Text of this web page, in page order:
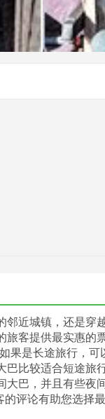
近城镇，还是穿
客提供最实惠的
是长途旅行，可
比较适合短途旅
巴，并且有些夜
评论有助您选择最